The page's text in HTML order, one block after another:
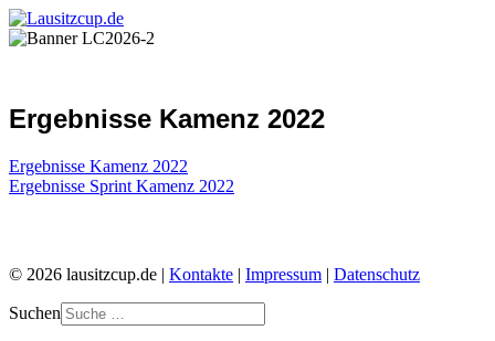
Ergebnisse Kamenz 2022
Ergebnisse Kamenz 2022
Ergebnisse Sprint Kamenz 2022
© 2026 lausitzcup.de | Kontakte | Impressum | Datenschutz
Suchen